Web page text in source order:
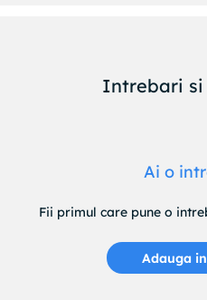
Intrebari si
Ai o
Fii primul care pune o
Adauga